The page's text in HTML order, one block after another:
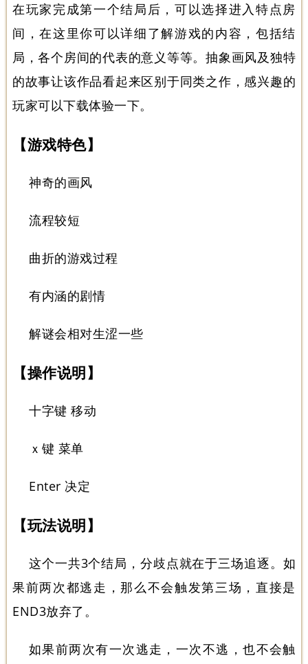
在玩家完成第一个结局后，可以选择进入特点房
间，在这里你可以详细了解游戏的内容，包括结
局，各个房间的代表的意义等等。抽象画风及独特
的故事让该作品看起来区别于同类之作，感兴趣的
玩家可以下载体验一下。
【游戏特色】
神奇的画风
流程较短
曲折的游戏过程
有内涵的剧情
解谜会相对生涩一些
【操作说明】
十字键 移动
ｘ键 菜单
Enter 决定
【玩法说明】
这个一共3个结局，分歧点就在于三场追逐。如
果前两次都逃走，那么不会触发第三场，直接是
END3放弃了。
如果前两次有一次逃走，一次不逃，也不会触